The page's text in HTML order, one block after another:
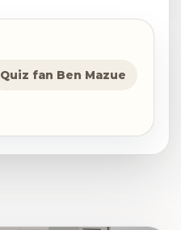
Quiz fan Ben Mazue